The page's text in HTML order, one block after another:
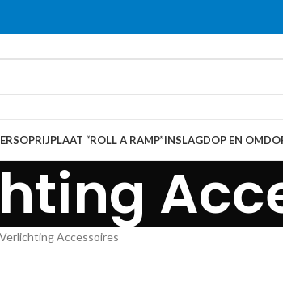
OPRIJPLAAT “ROLL A RAMP”INSLAGDOP EN
Accessoires